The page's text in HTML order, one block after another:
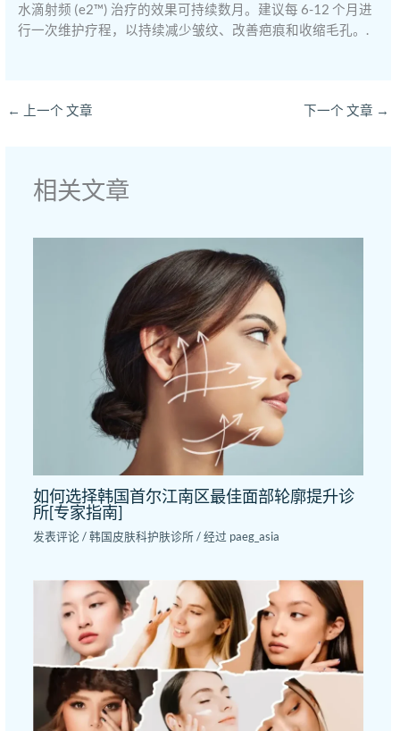
水滴射频 (e2™) 治疗的效果可持续数月。建议每 6-12 个月进
行一次维护疗程，以持续减少皱纹、改善疤痕和收缩毛孔。.
← 上一个 文章 下一个 文章 →
相关文章
如何选择韩国首尔江南区最佳面部轮廓提升诊
所[专家指南]
发表评论/韩国皮肤科护肤诊所/ 经过 paeg_asia